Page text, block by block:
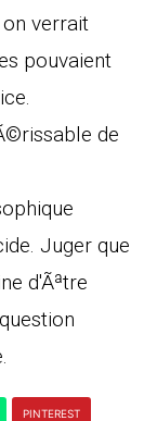
verrait
pouvaient
de
Juger que
d'Ãªtre
PINTEREST